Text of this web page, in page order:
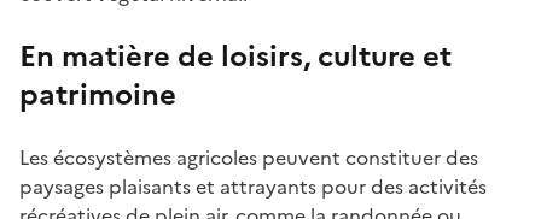
En matière de loisirs, culture et
patrimoine
Les écosystèmes agricoles peuvent constituer des
paysages plaisants et attrayants pour des activités